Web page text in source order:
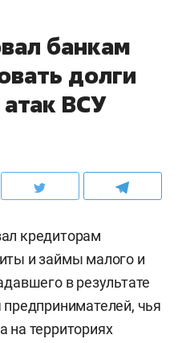
банкам
долги
ВСУ
кредиторам
и займы малого и
в результате
чья
на территориях